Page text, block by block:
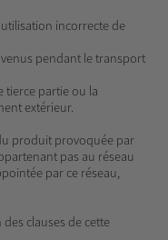
incorrecte de
pendant le transport
tierce partie ou la
extérieur.
produit provoquée par
pas au réseau
par ce réseau,
clauses de cette